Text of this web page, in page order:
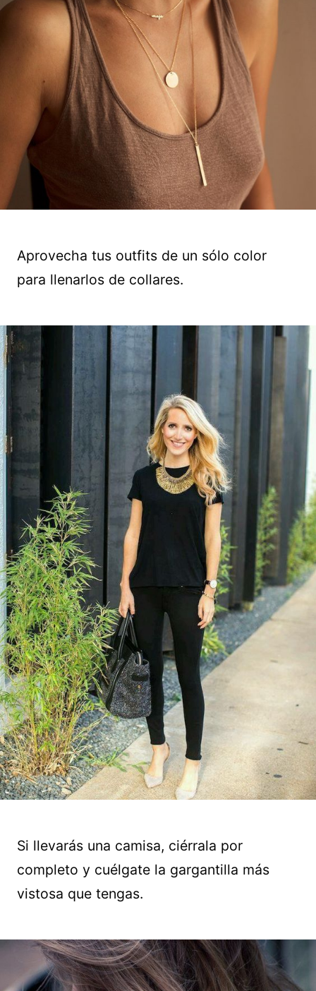
Aprovecha tus outfits de un sólo color
para llenarlos de collares.
Si llevarás una camisa, ciérrala por
completo y cuélgate la gargantilla más
vistosa que tengas.